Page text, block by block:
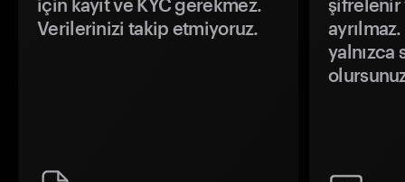
için kayıt ve KYC gerekmez.
Verilerinizi takip etmiyoruz.
şifrelenir
yalnızca